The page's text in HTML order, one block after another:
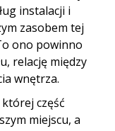
instalacji i
zasobem tej
ono powinno
relację między
wnętrza.
część
miejscu, a